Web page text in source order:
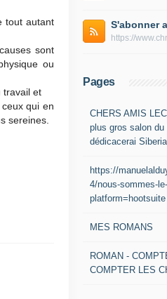
tout autant
sont
ou
travail et
qui en
sereines.
S'abonner
https://
Pages
CHERS AMIS
plus gros salon
dédicacerai Siberia
https://
4/nous-sommes-
platform=hootsuite
MES ROMANS
ROMAN -
COMPTER LES